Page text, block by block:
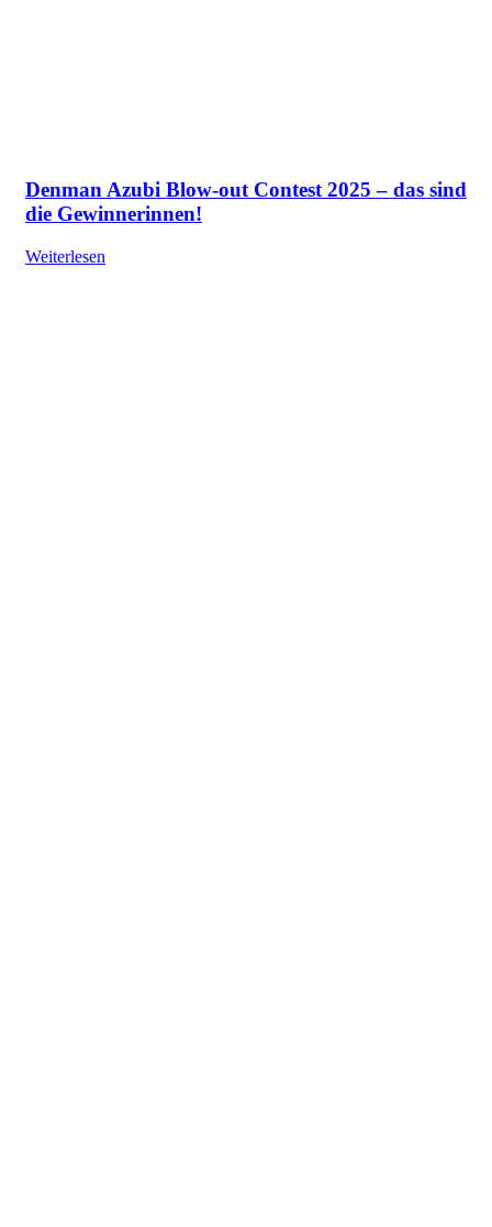
Denman Azubi Blow-out Contest 2025 – das sind
die Gewinnerinnen!
Weiterlesen